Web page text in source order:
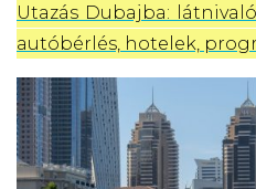
Utazás Dubajba:
autóbérlés, hotelek,